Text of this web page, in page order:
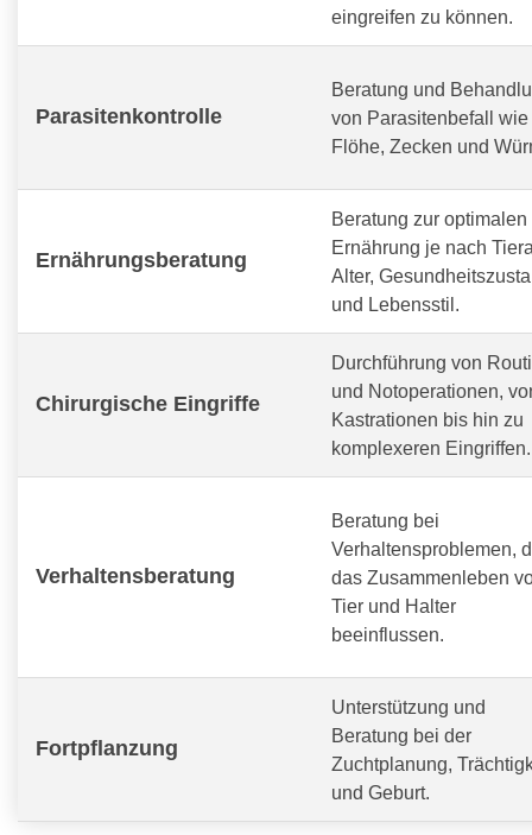
eingreifen zu können.
Parasitenkontrolle
Beratung und
von Parasitenbefall wie
Flöhe, Zecken und
Ernährungsberatung
Beratung zur optimalen
Ernährung je nach
Alter,
und Lebensstil.
Chirurgische Eingriffe
Durchführung von
und Notoperationen,
Kastrationen bis hin zu
komplexeren Eingriffen.
Verhaltensberatung
Beratung bei
Verhaltensproblemen,
das Zusammenleben
Tier und Halter
beeinflussen.
Fortpflanzung
Unterstützung und
Beratung bei der
Zuchtplanung,
und Geburt.